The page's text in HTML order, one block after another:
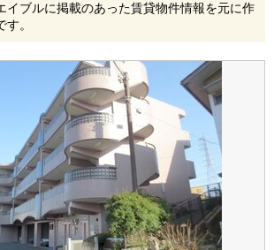
イブルに掲載のあった賃貸物件情報を元に作
。